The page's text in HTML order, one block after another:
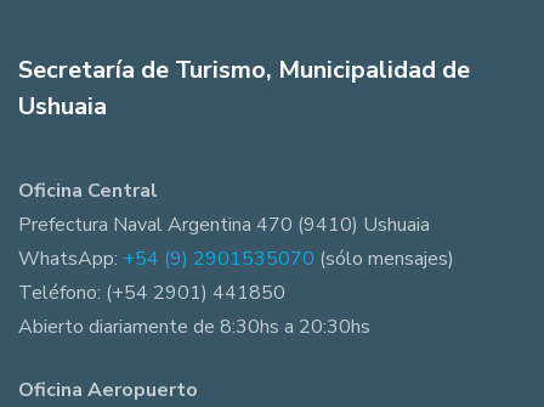
Secretaría de Turismo, Municipalidad de
Ushuaia
Oficina Central
Prefectura Naval Argentina 470 (9410) Ushuaia
WhatsApp: +54 (9) 2901535070 (sólo mensajes)
Teléfono: (+54 2901) 441850
Abierto diariamente de 8:30hs a 20:30hs
Oficina Aeropuerto